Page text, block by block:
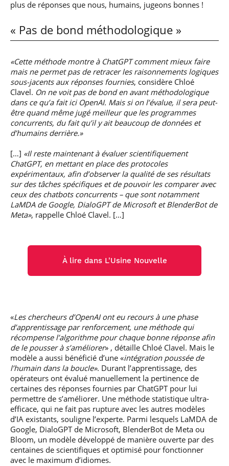
plus de réponses que nous, humains, jugeons bonnes !
« Pas de bond méthodologique »
«Cette méthode montre à ChatGPT comment mieux faire
mais ne permet pas de retracer les raisonnements logiques
sous-jacents aux réponses fournies, considère Chloé
Clavel. On ne voit pas de bond en avant méthodologique
dans ce qu’a fait ici OpenAI. Mais si on l’évalue, il sera peut-
être quand même jugé meilleur que les programmes
concurrents, du fait qu’il y ait beaucoup de données et
d’humains derrière.»
[…] «Il reste maintenant à évaluer scientifiquement
ChatGPT, en mettant en place des protocoles
expérimentaux, afin d’observer la qualité de ses résultats
sur des tâches spécifiques et de pouvoir les comparer avec
ceux des chatbots concurrents – que sont notamment
LaMDA de Google, DialoGPT de Microsoft et BlenderBot de
Meta», rappelle Chloé Clavel. […]
À lire dans L'Usine Nouvelle
«Les chercheurs d’OpenAI ont eu recours à une phase
d’apprentissage par renforcement, une méthode qui
récompense l’algorithme pour chaque bonne réponse afin
de le pousser à s’améliorer» , détaille Chloé Clavel. Mais le
modèle a aussi bénéficié d’une «intégration poussée de
l’humain dans la boucle». Durant l’apprentissage, des
opérateurs ont évalué manuellement la pertinence de
certaines des réponses fournies par ChatGPT pour lui
permettre de s’améliorer. Une méthode statistique ultra-
efficace, qui ne fait pas rupture avec les autres modèles
d’IA existants, souligne l’experte. Parmi lesquels LaMDA de
Google, DialoGPT de Microsoft, BlenderBot de Meta ou
Bloom, un modèle développé de manière ouverte par des
centaines de scientifiques et optimisé pour fonctionner
avec le maximum d’idiomes.